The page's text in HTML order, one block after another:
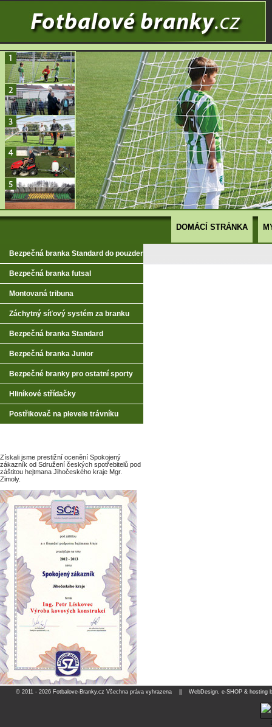
DOMÁCÍ STRÁNKA
Bezpečná branka Standard do pouzder
Bezpečná branka futsal
Montovaná tribuna
Záchytný síťový systém za branku
Bezpečná branka Standard
Bezpečná branka Junior
Bezpečné branky pro ostatní sporty
Hliníkové střídačky
Postřikovač na plevele trávníku
Získali jsme prestižní ocenění Spokojený
zákazník od Sdružení českých spotřebitelů pod
záštitou hejtmana Jihočeského kraje Mgr.
Zimoly.
© 2011 - 2026 Fotbalove-Branky.cz Všechna práva vyhrazena || WebDesign, e-SHOP & hosting